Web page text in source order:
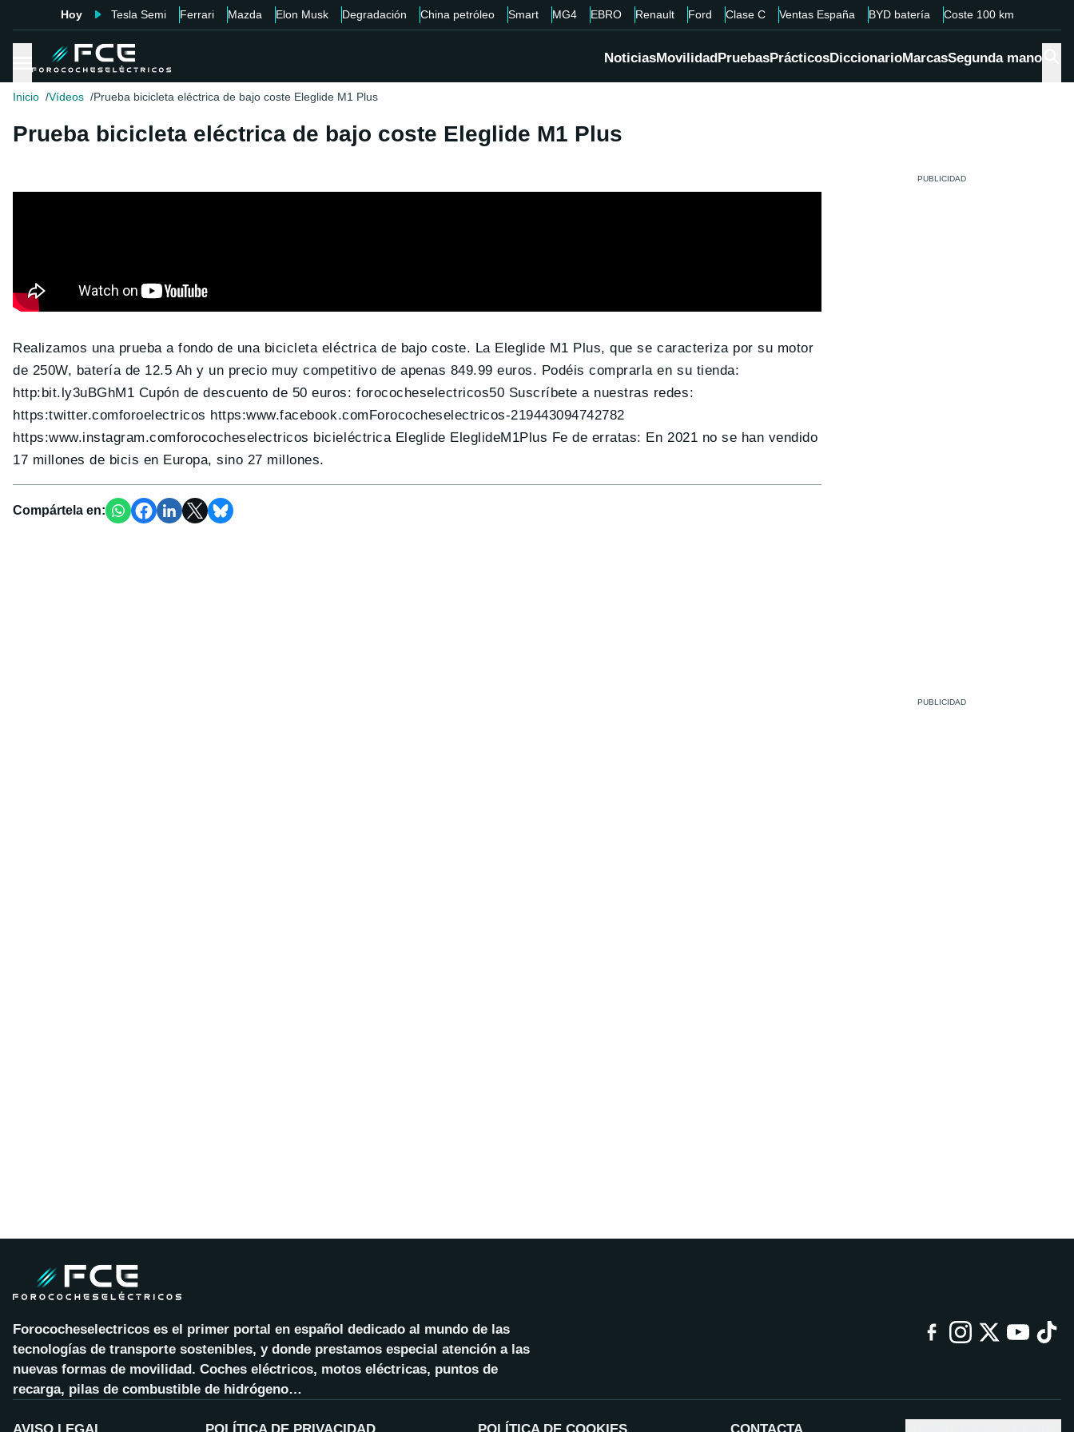
Hoy Tesla Semi Ferrari Mazda Elon Musk Degradación China petróleo Smart MG4 EBRO Renault Ford Clase C Ventas España BYD batería Coste 100 km
NoticiasMovilidadPruebasPrácticosDiccionarioMarcasSegunda mano
Inicio Vídeos Prueba bicicleta eléctrica de bajo coste Eleglide M1 Plus
Prueba bicicleta eléctrica de bajo coste Eleglide M1 Plus
Realizamos una prueba a fondo de una bicicleta eléctrica de bajo coste. La Eleglide M1 Plus, que se caracteriza por su motor
de 250W, batería de 12.5 Ah y un precio muy competitivo de apenas 849.99 euros. Podéis comprarla en su tienda:
http:bit.ly3uBGhM1 Cupón de descuento de 50 euros: forococheselectricos50 Suscríbete a nuestras redes:
https:twitter.comforoelectricos https:www.facebook.comForococheselectricos-219443094742782
https:www.instagram.comforococheselectricos bicieléctrica Eleglide EleglideM1Plus Fe de erratas: En 2021 no se han vendido
17 millones de bicis en Europa, sino 27 millones.
Compártela en:
Forococheselectricos es el primer portal en español dedicado al mundo de las
tecnologías de transporte sostenibles, y donde prestamos especial atención a las
nuevas formas de movilidad. Coches eléctricos, motos eléctricas, puntos de
recarga, pilas de combustible de hidrógeno…